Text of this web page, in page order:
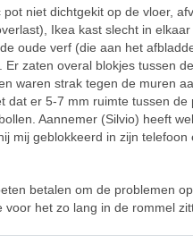
pot niet dichtgekit op de vloer,
Ikea kast slecht in
oude verf (die aan het
Er zaten overal blokjes tussen
waren strak tegen de muren
dat er 5-7 mm ruimte tussen de
Aannemer (Silvio) heeft
mij geblokkeerd in zijn telefoon
betalen om de problemen
het zo lang in de rommel